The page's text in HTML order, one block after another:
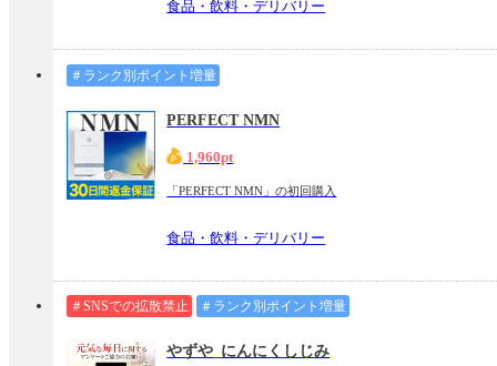
食品・飲料・デリバリー
＃ランク別ポイント増量
PERFECT NMN
1,960pt
「PERFECT NMN」の初回購入
食品・飲料・デリバリー
＃SNSでの拡散禁止 ＃ランク別ポイント増量
やずや_にんにくしじみ